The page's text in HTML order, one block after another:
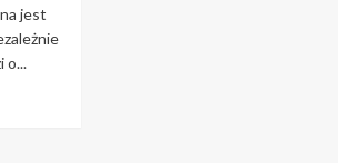
jest
o...